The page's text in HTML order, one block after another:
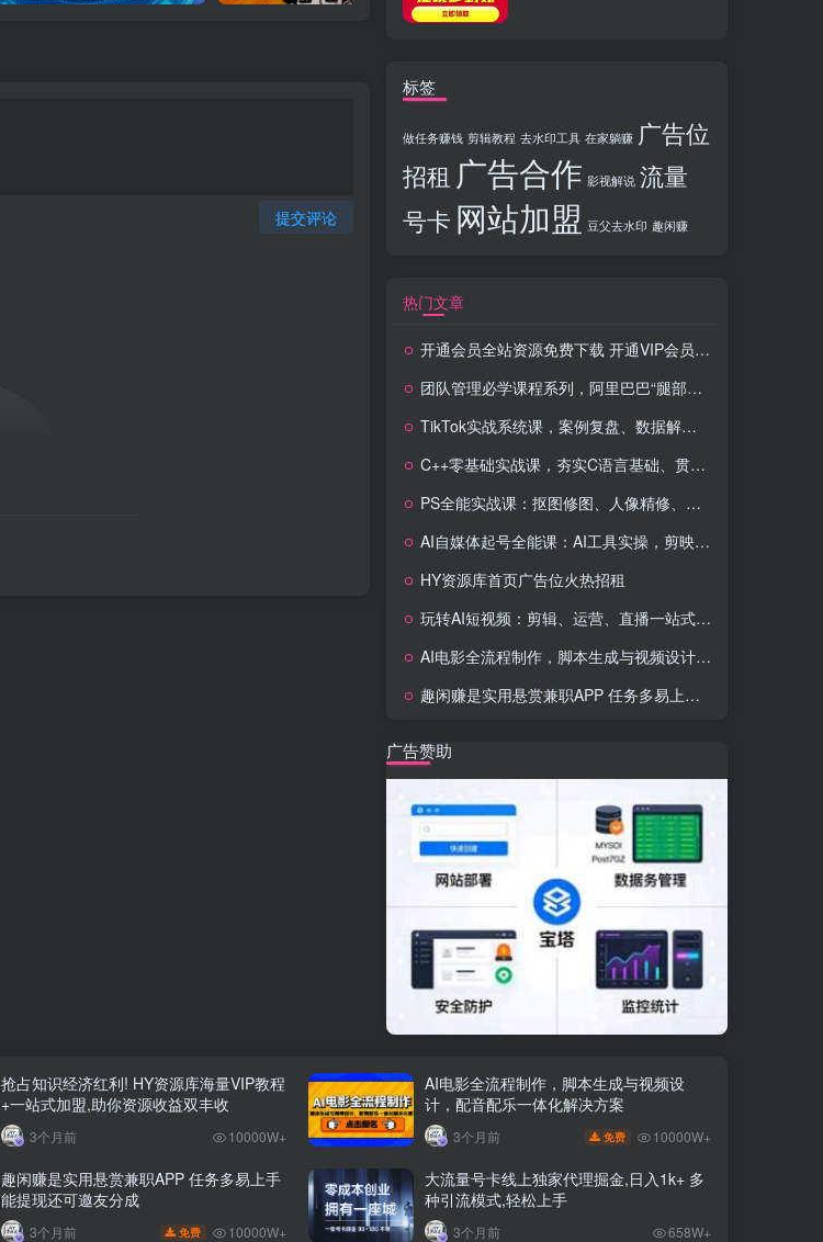
提交评论
标签
做任务赚钱 剪辑教程 去水印工具 在家躺赚 广告位
招租 广告合作 影视解说 流量
号卡 网站加盟 豆父去水印 趣闲赚
热门文章
开通会员全站资源免费下载 开通VIP会员 HY资源库
团队管理必学课程系列，阿里巴巴“腿部三板斧”
TikTok实战系统课，案例复盘、数据解析、运营执行，从0到1构建千万级电商体系（更新）
C++零基础实战课，夯实C语言基础、贯穿游戏项目、掌握开发思维，学成可挑战月薪15K+岗位
PS全能实战课：抠图修图、人像精修、电商美工，0基础变身设计达人
AI自媒体起号全能课：AI工具实操，剪映技巧，多平台带货，0基础快速变现
HY资源库首页广告位火热招租
玩转AI短视频：剪辑、运营、直播一站式教学，轻松打造流量神话
AI电影全流程制作，脚本生成与视频设计，配音配乐一体化解决方案
趣闲赚是实用悬赏兼职APP 任务多易上手 能提现还可邀友分成
广告赞助
抢占知识经济红利! HY资源库海量VIP教程
+一站式加盟,助你资源收益双丰收
3个月前 10000W+
AI电影全流程制作，脚本生成与视频设
计，配音配乐一体化解决方案
3个月前 免费 10000W+
趣闲赚是实用悬赏兼职APP 任务多易上手
能提现还可邀友分成
3个月前 免费 10000W+
大流量号卡线上独家代理掘金,日入1k+ 多
种引流模式,轻松上手
3个月前 658W+